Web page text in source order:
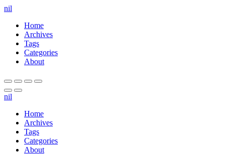
nil
Home
Archives
Tags
Categories
About
nil
Home
Archives
Tags
Categories
About